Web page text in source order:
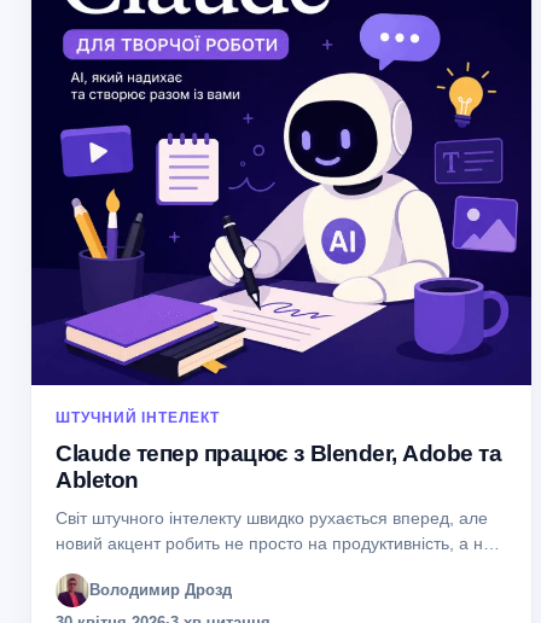
ШТУЧНИЙ ІНТЕЛЕКТ
Claude тепер працює з Blender, Adobe та
Ableton
Світ штучного інтелекту швидко рухається вперед, але
новий акцент робить не просто на продуктивність, а на
підхід до свого AI-асистента Claude — і...
Володимир Дрозд